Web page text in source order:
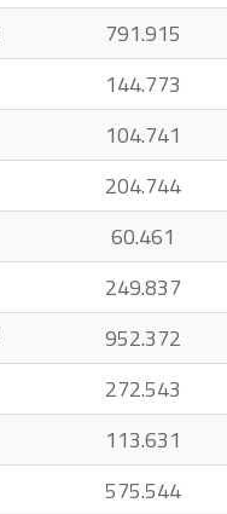
791.915
144.773
104.741
204.744
60.461
249.837
952.372
272.543
113.631
575.544